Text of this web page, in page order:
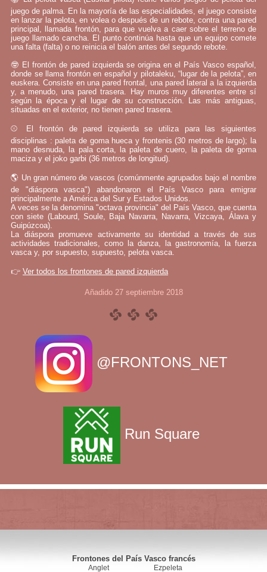
juego de palma. En la mayoría de las especialidades, el juego consiste
en lanzar la pelota, en volea o después de un rebote, contra una pared
principal, llamada frontón, para que vuelva a caer sobre el terreno de
juego llamado cancha. El punto continúa hasta que un equipo comete
una falta (falta) o no reinicia el balón antes del segundo rebote.
🤓 El frontón de pared izquierda se origina en el País Vasco español,
donde se llama frontón en español y pilotaleku, “lugar de la pelota”, en
euskera. Consiste en una pared frontal, una pared lateral a la izquierda
y, a menudo, una pared trasera. Hay muros muy diferentes entre sí
según la época y el lugar de su construcción. Las más antiguas,
situadas en el exterior, no tienen pared trasera.
⚾ El frontón de pared izquierda se utiliza para las siguientes
disciplinas : paleta de goma hueca y frontenis (30 metros de largo); la
mano desnuda, la pala corta, la paleta de cuero, la paleta de goma
maciza y el joko garbi (36 metros de longitud).
🌎 Un gran número de vascos (comúnmente agrupados bajo el nombre
de "diáspora vasca") abandonaron el País Vasco para emigrar
principalmente a América del Sur y Estados Unidos.
A veces se la denomina "octava provincia" del País Vasco, que cuenta
con siete (Labourd, Soule, Baja Navarra, Navarra, Vizcaya, Álava y
Guipúzcoa).
La diáspora promueve activamente su identidad a través de sus
actividades tradicionales, como la danza, la gastronomía, la fuerza
vasca y, por supuesto, supuesto, pelota vasca.
👉 Ver todos los frontones de pared izquierda
Añadido 27 septiembre 2018
@FRONTONS_NET
Run Square
Frontones del País Vasco francés
Anglet Ezpeleta